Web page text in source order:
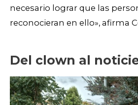
necesario lograr que las
reconocieran en ello», afirma
Del clown al